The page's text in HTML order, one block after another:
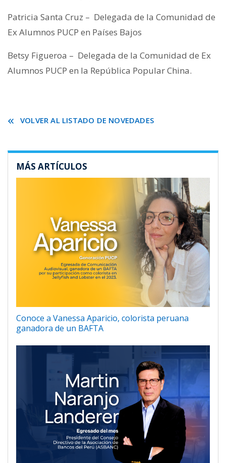
Patricia Santa Cruz – Delegada de la Comunidad de
Ex Alumnos PUCP en Países Bajos
Betsy Figueroa – Delegada de la Comunidad de Ex
Alumnos PUCP en la República Popular China.
VOLVER AL LISTADO DE NOVEDADES
MÁS ARTÍCULOS
Conoce a Vanessa Aparicio, colorista peruana
ganadora de un BAFTA